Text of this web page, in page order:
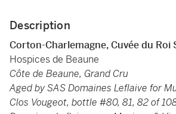
Description
Corton-Charlemagne, Cuvée du Roi
Hospices de Beaune
Côte de Beaune, Grand Cru
Aged by SAS Domaines Leflaive for
Clos Vougeot, bottle #80, 81, 82 of